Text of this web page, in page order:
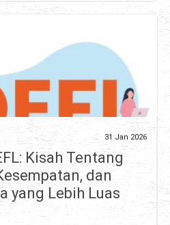
31 Jan 2026
Kisah Tentang
dan
yang Lebih Luas